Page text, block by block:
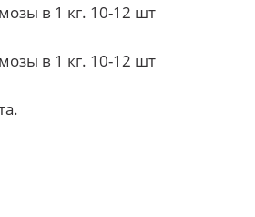
в 1 кг. 10-12 шт
в 1 кг. 10-12 шт